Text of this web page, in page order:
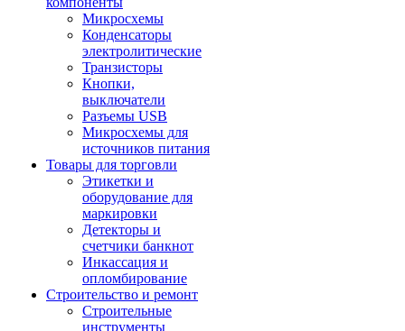
Микросхемы
Конденсаторы
электролитические
Транзисторы
Кнопки,
выключатели
Разъемы USB
Микросхемы для
источников питания
Товары для торговли
Этикетки и
оборудование для
маркировки
Детекторы и
счетчики банкнот
Инкассация и
опломбирование
Строительство и ремонт
Строительные
инструменты